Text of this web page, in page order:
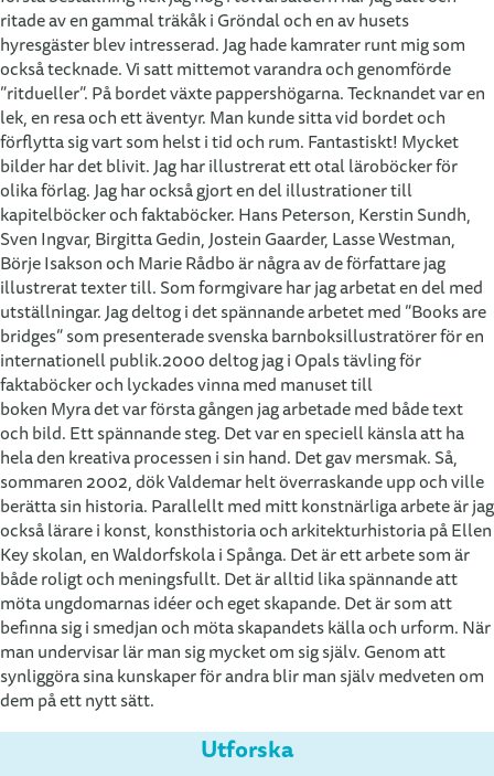
ritade av en gammal träkåk i Gröndal och en av husets
hyresgäster blev intresserad. Jag hade kamrater runt mig som
också tecknade. Vi satt mittemot varandra och genomförde
”ritdueller”. På bordet växte pappershögarna. Tecknandet var en
lek, en resa och ett äventyr. Man kunde sitta vid bordet och
förflytta sig vart som helst i tid och rum. Fantastiskt! Mycket
bilder har det blivit. Jag har illustrerat ett otal läroböcker för
olika förlag. Jag har också gjort en del illustrationer till
kapitelböcker och faktaböcker. Hans Peterson, Kerstin Sundh,
Sven Ingvar, Birgitta Gedin, Jostein Gaarder, Lasse Westman,
Börje Isakson och Marie Rådbo är några av de författare jag
illustrerat texter till. Som formgivare har jag arbetat en del med
utställningar. Jag deltog i det spännande arbetet med ”Books are
bridges” som presenterade svenska barnboksillustratörer för en
internationell publik.2000 deltog jag i Opals tävling för
faktaböcker och lyckades vinna med manuset till
boken Myra det var första gången jag arbetade med både text
och bild. Ett spännande steg. Det var en speciell känsla att ha
hela den kreativa processen i sin hand. Det gav mersmak. Så,
sommaren 2002, dök Valdemar helt överraskande upp och ville
berätta sin historia. Parallellt med mitt konstnärliga arbete är jag
också lärare i konst, konsthistoria och arkitekturhistoria på Ellen
Key skolan, en Waldorfskola i Spånga. Det är ett arbete som är
både roligt och meningsfullt. Det är alltid lika spännande att
möta ungdomarnas idéer och eget skapande. Det är som att
befinna sig i smedjan och möta skapandets källa och urform. När
man undervisar lär man sig mycket om sig själv. Genom att
synliggöra sina kunskaper för andra blir man själv medveten om
dem på ett nytt sätt.
Utforska